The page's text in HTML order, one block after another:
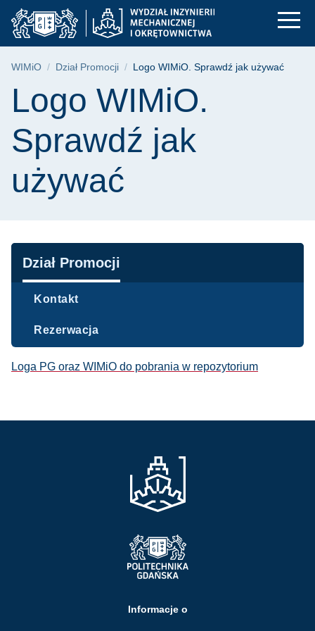
Przejdź
do
menu
Przejdź
do
wyszukiwarki
Przejdź
do
treści
Logo WIMiO.
Ścieżka nawigacyjna
WIMiO Dział Promocji Logo WIMiO. Sprawdź jak używać
Treść strony
Logo WIMiO.
Sprawdź jak
używać
Nawigacja
Dział Promocji
Kontakt
Rezerwacja
Loga PG oraz WIMiO do pobrania w repozytorium
Informacje o